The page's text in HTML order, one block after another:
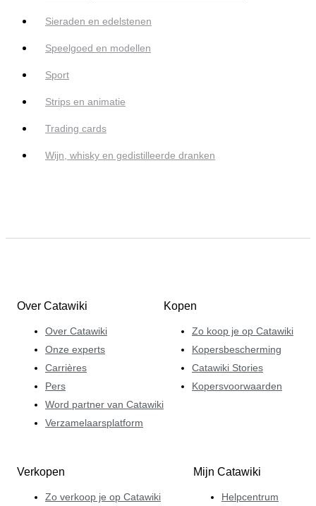
Sieraden en edelstenen
Speelgoed en modellen
Sport
Strips en animatie
Trading cards
Wijn, whisky en gedistilleerde dranken
Over Catawiki
Over Catawiki
Onze experts
Carrières
Pers
Word partner van Catawiki
Verzamelaarsplatform
Kopen
Zo koop je op Catawiki
Kopersbescherming
Catawiki Stories
Kopersvoorwaarden
Verkopen
Zo verkoop je op Catawiki
Mijn Catawiki
Helpcentrum